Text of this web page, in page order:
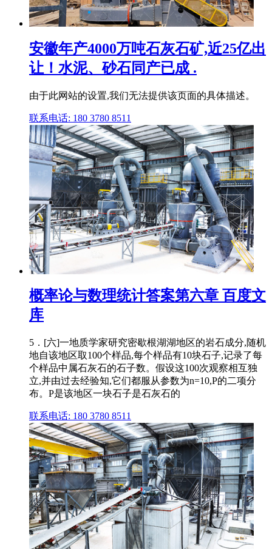
安徽年产4000万吨石灰石矿,近25亿出
让！水泥、砂石同产已成 .
由于此网站的设置,我们无法提供该页面的具体描述。
联系电话: 180 3780 8511
概率论与数理统计答案第六章 百度文
库
5．[六]一地质学家研究密歇根湖湖地区的岩石成分,随机
地自该地区取100个样品,每个样品有10块石子,记录了每
个样品中属石灰石的石子数。假设这100次观察相互独
立,并由过去经验知,它们都服从参数为n=10,P的二项分
布。P是该地区一块石子是石灰石的
联系电话: 180 3780 8511